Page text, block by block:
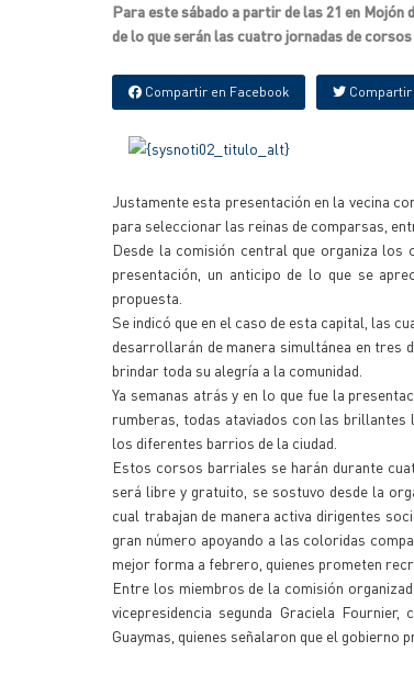
Para este sábado a partir de las 21 en
de lo que serán las cuatro jornadas de
Compartir en Facebook Compartir
Justamente esta presentación en la vecina
para seleccionar las reinas de comparsas,
Desde la comisión central que organiza
presentación, un anticipo de lo que se
propuesta.
Se indicó que en el caso de esta capital, las
desarrollarán de manera simultánea en tres
brindar toda su alegría a la comunidad.
Ya semanas atrás y en lo que fue la
rumberas, todas ataviados con las
los diferentes barrios de la ciudad.
Estos corsos barriales se harán durante
será libre y gratuito, se sostuvo desde la
cual trabajan de manera activa dirigentes
gran número apoyando a las coloridas
mejor forma a febrero, quienes prometen
Entre los miembros de la comisión
vicepresidencia segunda Graciela
Guaymas, quienes señalaron que el gobierno